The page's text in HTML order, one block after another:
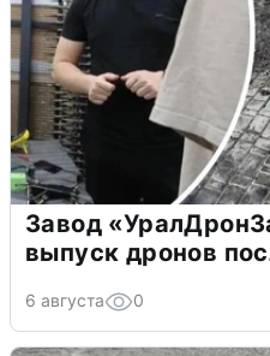
Завод
выпуск дронов
6 августа 0